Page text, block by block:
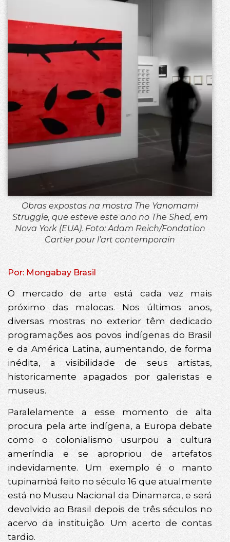
Obras expostas na mostra The Yanomami
Struggle, que esteve este ano no The Shed, em
Nova York (EUA). Foto: Adam Reich/Fondation
Cartier pour l’art contemporain
Por: Mongabay Brasil
O mercado de arte está cada vez mais
próximo das malocas. Nos últimos anos,
diversas mostras no exterior têm dedicado
programações aos povos indígenas do Brasil
e da América Latina, aumentando, de forma
inédita, a visibilidade de seus artistas,
historicamente apagados por galeristas e
museus.
Paralelamente a esse momento de alta
procura pela arte indígena, a Europa debate
como o colonialismo usurpou a cultura
ameríndia e se apropriou de artefatos
indevidamente. Um exemplo é o manto
tupinambá feito no século 16 que atualmente
está no Museu Nacional da Dinamarca, e será
devolvido ao Brasil depois de três séculos no
acervo da instituição. Um acerto de contas
tardio.